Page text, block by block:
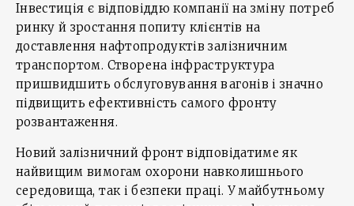
Інвестиція є відповіддю компанії на зміну потреб
ринку й зростання попиту клієнтів на
доставлення нафтопродуктів залізничним
транспортом. Створена інфраструктура
пришвидшить обслуговування вагонів і значно
підвищить ефективність самого фронту
розвантаження.
Новий залізничний фронт відповідатиме як
найвищим вимогам охорони навколишнього
середовища, так і безпеки праці. У майбутньому